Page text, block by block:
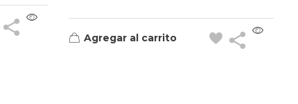
Agregar al carrito